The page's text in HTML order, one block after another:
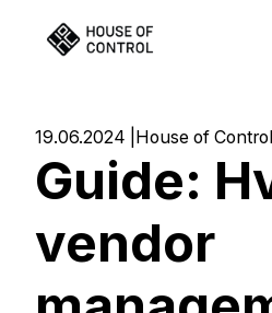
19.06.2024 House of Control
Guide:
vendor